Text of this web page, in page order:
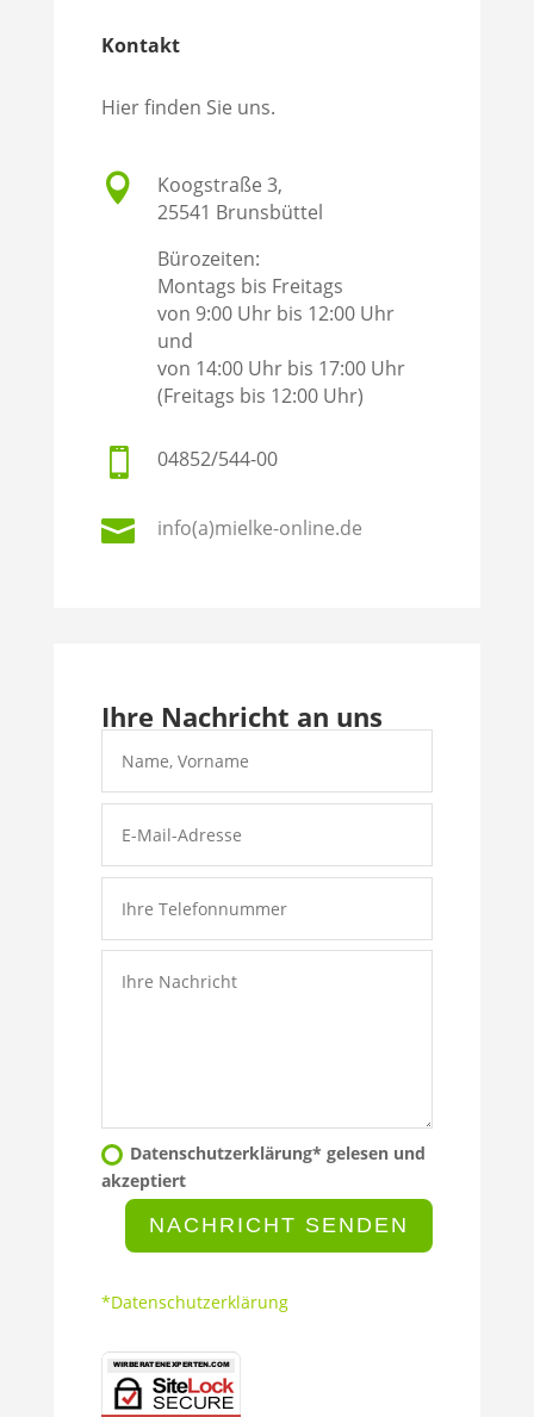
Kontakt
Hier finden Sie uns.

Koogstraße 3,
25541 Brunsbüttel
Bürozeiten:
Montags bis Freitags
von 9:00 Uhr bis 12:00 Uhr
und
von 14:00 Uhr bis 17:00 Uhr
(Freitags bis 12:00 Uhr)
 04852/544-00
 info(a)mielke-online.de
Ihre Nachricht an uns
Datenschutzerklärung* gelesen und
akzeptiert
NACHRICHT SENDEN
*Datenschutzerklärung